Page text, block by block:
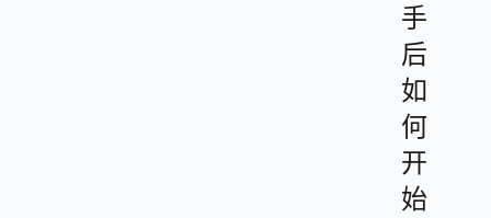
手
后
如
何
开
始